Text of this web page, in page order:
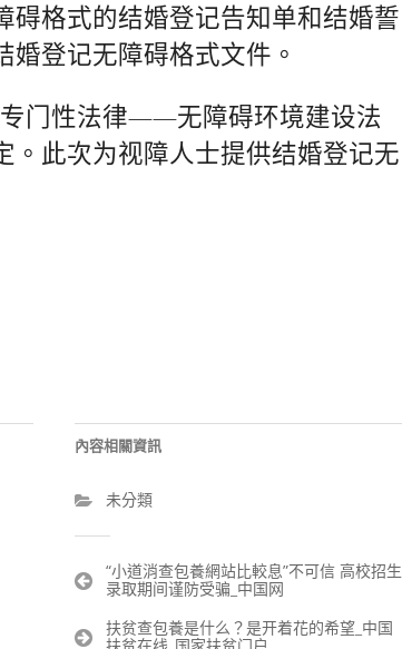
碍格式的结婚登记告知单和结婚誓
登记无障碍格式文件。
专门性法律——无障碍环境建设法
。此次为视障人士提供结婚登记无
內容相關資訊
未分類
文
章
導
“小道消查包養網站比較息”不可信 高校招生
录取期间谨防受骗_中国网
扶贫查包養是什么？是开着花的希望_中国
扶贫在线_国家扶贫门户